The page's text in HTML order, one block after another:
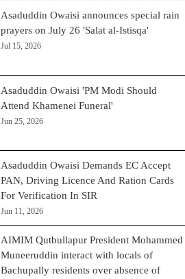
Asaduddin Owaisi announces special rain
prayers on July 26 'Salat al-Istisqa'
Jul 15, 2026
Asaduddin Owaisi 'PM Modi Should
Attend Khamenei Funeral'
Jun 25, 2026
Asaduddin Owaisi Demands EC Accept
PAN, Driving Licence And Ration Cards
For Verification In SIR
Jun 11, 2026
AIMIM Qutbullapur President Mohammed
Muneeruddin interact with locals of
Bachupally residents over absence of